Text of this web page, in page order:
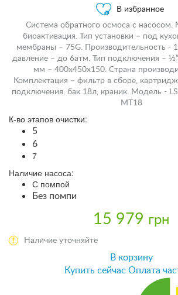
В избранное
Система обратного осмоса с насосом.
биоактивация. Тип установки – под
мембраны – 75G. Производительность -
давление – до 6атм. Тип подключения –
мм – 400х450х150. Страна
Комплектация – фильтр в сборе,
подключения, бак 18л, краник. Модель -
MT18
К-во этапов очистки:
5
6
7
Наличие насоса:
С помпой
Без помпи
15 979 грн
Наличие уточняйте
В корзину
Купить сейчас Оплата